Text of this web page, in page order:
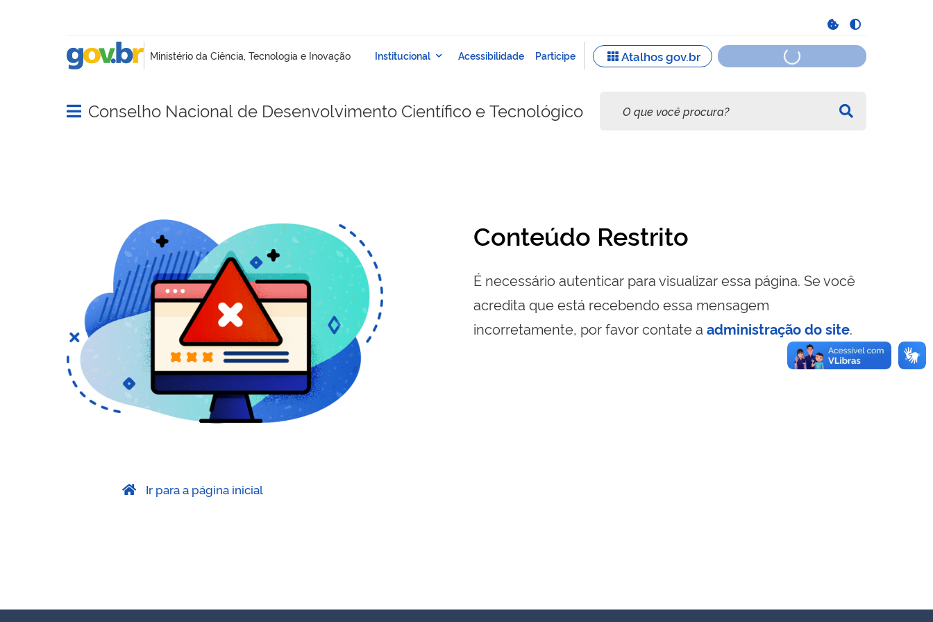
Abrir menu principal de navegação
Conselho Nacional de Desenvolvimento Científico e Tecnológico
Conteúdo Restrito
É necessário autenticar para visualizar essa página. Se você
acredita que está recebendo essa mensagem
incorretamente, por favor contate a administração do site.
Ir para a página inicial